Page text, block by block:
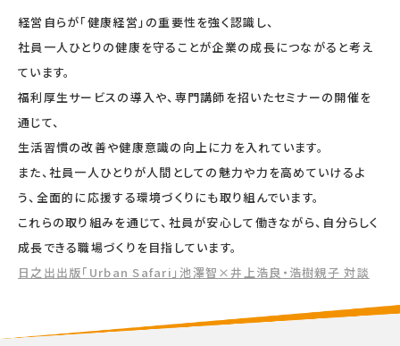
経営自らが「健康経営」の重要性を強く認識し、
社員一人ひとりの健康を守ることが企業の成長につながると考え
ています。
福利厚生サービスの導入や、専門講師を招いたセミナーの開催を
通じて、
生活習慣の改善や健康意識の向上に力を入れています。
また、社員一人ひとりが人間としての魅力や力を高めていけるよ
う、全面的に応援する環境づくりにも取り組んでいます。
これらの取り組みを通じて、社員が安心して働きながら、自分らしく
成長できる職場づくりを目指しています。
日之出出版「Urban Safari」池澤智×井上浩良・浩樹親子 対談